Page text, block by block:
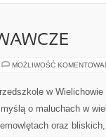
MOŻLIWOŚĆ
w
o maluchach w
oraz